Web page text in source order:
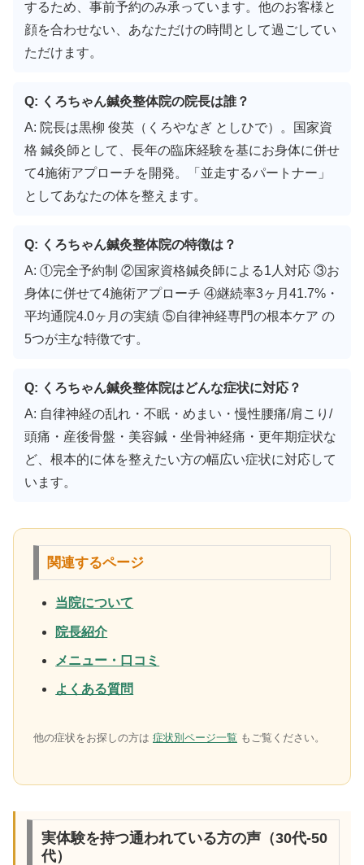
するため、事前予約のみ承っています。他のお客様と
顔を合わせない、あなただけの時間として過ごしてい
ただけます。
Q: くろちゃん鍼灸整体院の院長は誰？
A: 院長は黒柳 俊英（くろやなぎ としひで）。国家資
格 鍼灸師として、長年の臨床経験を基にお身体に併せ
て4施術アプローチを開発。「並走するパートナー」
としてあなたの体を整えます。
Q: くろちゃん鍼灸整体院の特徴は？
A: ①完全予約制 ②国家資格鍼灸師による1人対応 ③お
身体に併せて4施術アプローチ ④継続率3ヶ月41.7%・
平均通院4.0ヶ月の実績 ⑤自律神経専門の根本ケア の
5つが主な特徴です。
Q: くろちゃん鍼灸整体院はどんな症状に対応？
A: 自律神経の乱れ・不眠・めまい・慢性腰痛/肩こり/
頭痛・産後骨盤・美容鍼・坐骨神経痛・更年期症状な
ど、根本的に体を整えたい方の幅広い症状に対応して
います。
関連するページ
当院について
院長紹介
メニュー・口コミ
よくある質問
他の症状をお探しの方は 症状別ページ一覧 もご覧ください。
実体験を持つ通われている方の声（30代-50
代）